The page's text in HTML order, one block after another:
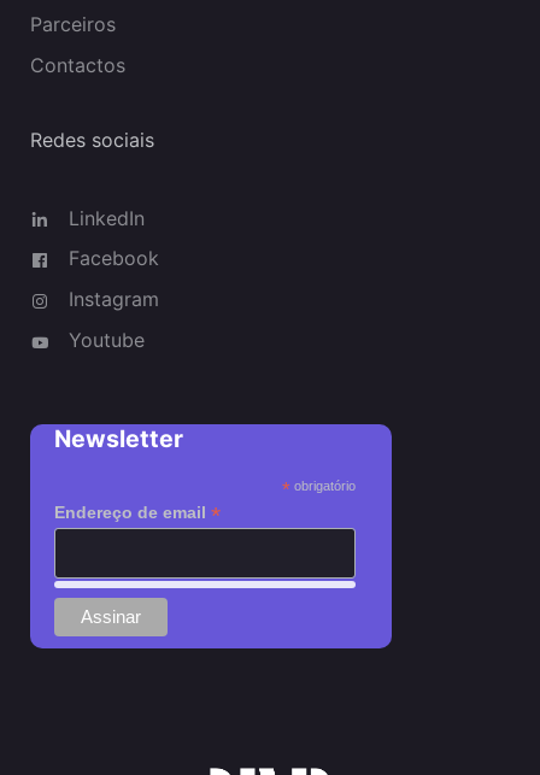
Parceiros
Contactos
Redes sociais
LinkedIn
Facebook
Instagram
Youtube
Newsletter
*obrigatório
Endereço de email *